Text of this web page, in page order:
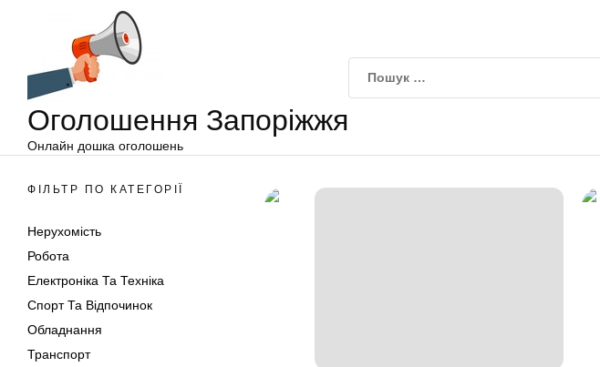
Оголошення Запоріжжя
Онлайн дошка оголошень
ФІЛЬТР ПО КАТЕГОРІЇ
Нерухомість
Робота
Електроніка Та Техніка
Спорт Та Відпочинок
Обладнання
Транспорт